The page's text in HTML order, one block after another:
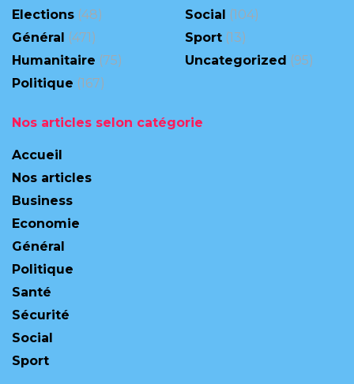
Elections (48)
Général (471)
Humanitaire (75)
Politique (167)
Social (104)
Sport (13)
Uncategorized (95)
Nos articles selon catégorie
Accueil
Nos articles
Business
Economie
Général
Politique
Santé
Sécurité
Social
Sport